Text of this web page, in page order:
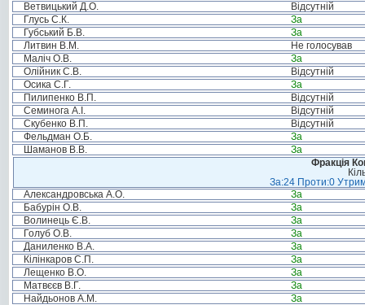
Ветвицький Д.О.
Відсутній
Глусь С.К.
За
Губський Б.В.
За
Литвин В.М.
Не голосував
Маліч О.В.
За
Олійник С.В.
Відсутній
Осика С.Г.
За
Пилипенко В.П.
Відсутній
Семинога А.І.
Відсутній
Скубенко В.П.
Відсутній
Фельдман О.Б.
За
Шаманов В.В.
За
Фракція
За:24 Проти:0
Александровська А.О.
За
Бабурін О.В.
За
Волинець Є.В.
За
Голуб О.В.
За
Даниленко В.А.
За
Кілінкаров С.П.
За
Лещенко В.О.
За
Матвєєв В.Г.
За
Найдьонов А.М.
За